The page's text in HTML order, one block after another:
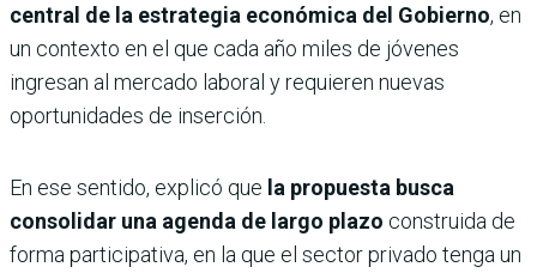
central de la estrategia económica del Gobierno, en
un contexto en el que cada año miles de jóvenes
ingresan al mercado laboral y requieren nuevas
oportunidades de inserción.
En ese sentido, explicó que la propuesta busca
consolidar una agenda de largo plazo construida de
forma participativa, en la que el sector privado tenga un